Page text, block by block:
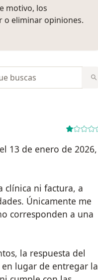
motivo, los
o eliminar opiniones.
13 de enero de 2026,
clínica ni factura, a
Únicamente me
corresponden a una
la respuesta del
lugar de entregar la